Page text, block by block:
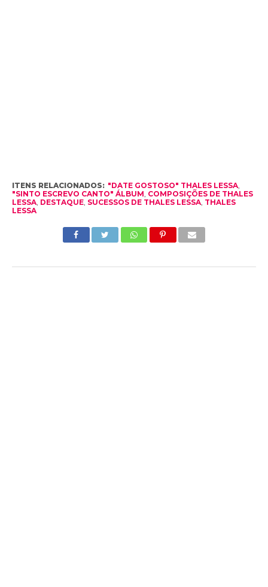
ITENS RELACIONADOS: "DATE GOSTOSO" THALES LESSA,
"SINTO ESCREVO CANTO" ÁLBUM, COMPOSIÇÕES DE THALES
LESSA, DESTAQUE, SUCESSOS DE THALES LESSA, THALES
LESSA